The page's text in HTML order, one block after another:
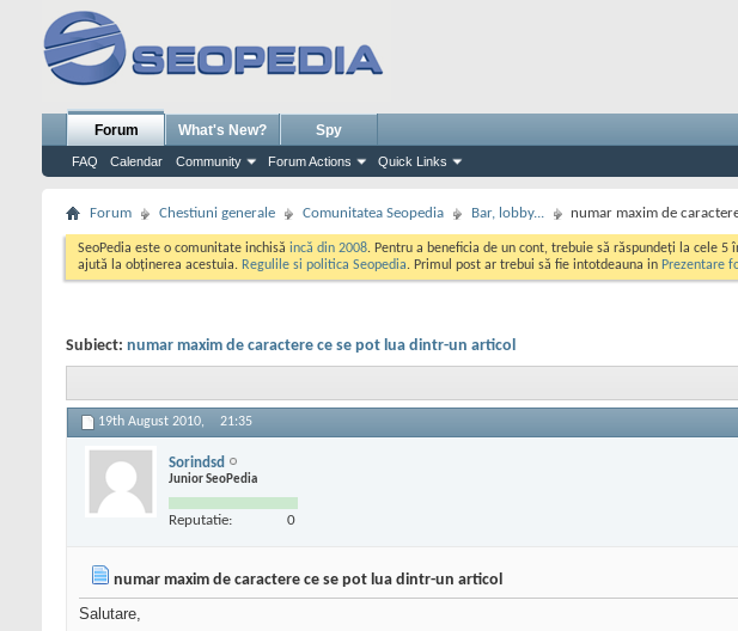
Forum
FAQ Calendar Community Forum Actions Quick Links
What's New? Spy
Forum Chestiuni generale Comunitatea Seopedia Bar, lobby... numar maxim de
SeoPedia este o comunitate inchisă incă din 2008. Pentru a beneficia de un cont, trebuie să răspundeți la cele
ajută la obținerea acestuia. Regulile si politica Seopedia. Primul post ar trebui să fie intotdeauna in Prezentare
Subiect: numar maxim de caractere ce se pot lua dintr-un articol
19th August 2010, 21:35
Sorindsd
Junior SeoPedia
Reputatie: 0
numar maxim de caractere ce se pot lua dintr-un articol
Salutare,